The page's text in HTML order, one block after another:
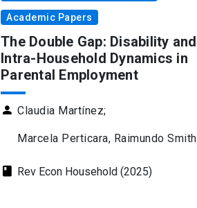
Academic Papers
The Double Gap: Disability and
Intra-Household Dynamics in
Parental Employment
person Claudia Martínez;
Marcela Perticara, Raimundo Smith
class Rev Econ Household (2025)